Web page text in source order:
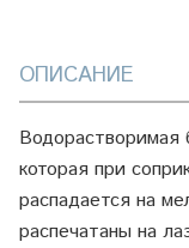
ОПИСАНИЕ
Водорастворимая
которая при
распадается на
распечатаны на